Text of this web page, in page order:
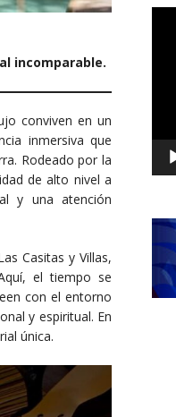
incomparable.
conviven en un
inmersiva que
Rodeado por la
de alto nivel a
y una atención
Casitas y Villas,
el tiempo se
con el entorno
y espiritual. En
única.